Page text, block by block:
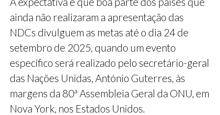
ainda não realizaram a apresentação das
NDCs divulguem as metas até o dia 24 de
setembro de 2025, quando um evento
específico será realizado pelo secretário-geral
das Nações Unidas, António Guterres, às
margens da 80ª Assembleia Geral da ONU, em
Nova York, nos Estados Unidos.